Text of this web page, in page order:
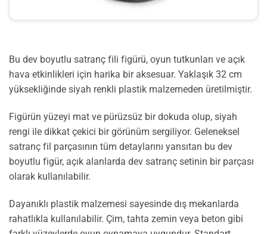
Bu dev boyutlu satranç fili figürü, oyun tutkunları ve açık
hava etkinlikleri için harika bir aksesuar. Yaklaşık 32 cm
yüksekliğinde siyah renkli plastik malzemeden üretilmiştir.
Figürün yüzeyi mat ve pürüzsüz bir dokuda olup, siyah
rengi ile dikkat çekici bir görünüm sergiliyor. Geleneksel
satranç fil parçasının tüm detaylarını yansıtan bu dev
boyutlu figür, açık alanlarda dev satranç setinin bir parçası
olarak kullanılabilir.
Dayanıklı plastik malzemesi sayesinde dış mekanlarda
rahatlıkla kullanılabilir. Çim, tahta zemin veya beton gibi